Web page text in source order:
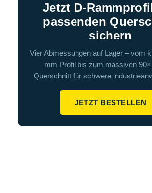
Jetzt D-
passenden
sichern
Vier Abmessungen auf Lager – vom
mm Profil bis zum massiven
Querschnitt für schwere
JETZT BESTELLEN